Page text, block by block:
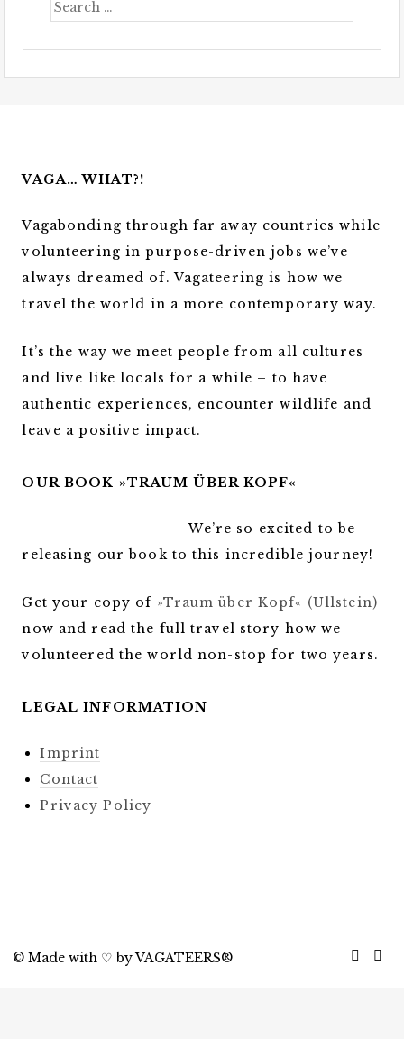
VAGA… WHAT?!
Vagabonding through far away countries while
volunteering in purpose-driven jobs we’ve
always dreamed of. Vagateering is how we
travel the world in a more contemporary way.
It’s the way we meet people from all cultures
and live like locals for a while – to have
authentic experiences, encounter wildlife and
leave a positive impact.
OUR BOOK »TRAUM ÜBER KOPF«
We’re so excited to be
releasing our book to this incredible journey!
Get your copy of »Traum über Kopf« (Ullstein)
now and read the full travel story how we
volunteered the world non-stop for two years.
LEGAL INFORMATION
Imprint
Contact
Privacy Policy
©Made with ♡ by VAGATEERS®